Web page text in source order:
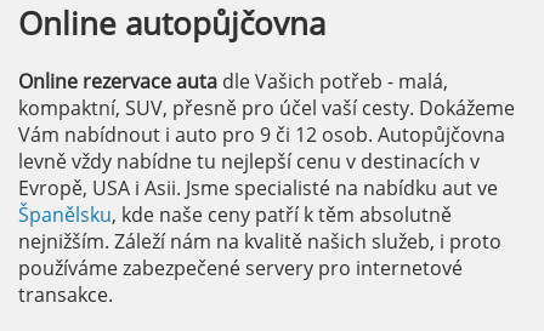
Online autopůjčovna
Online rezervace auta dle Vašich potřeb - malá,
kompaktní, SUV, přesně pro účel vaší cesty. Dokážeme
Vám nabídnout i auto pro 9 či 12 osob. Autopůjčovna
levně vždy nabídne tu nejlepší cenu v destinacích v
Evropě, USA i Asii. Jsme specialisté na nabídku aut ve
Španělsku, kde naše ceny patří k těm absolutně
nejnižším. Záleží nám na kvalitě našich služeb, i proto
používáme zabezpečené servery pro internetové
transakce.